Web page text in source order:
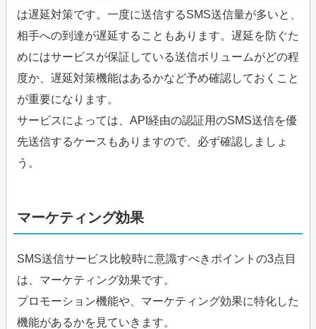
は遅延対策です。一度に送信するSMS送信量が多いと、
相手への到達が遅延することもあります。遅延を防ぐた
めにはサービスが保証している送信ボリュームがどの程
度か、遅延対策機能はあるかなど予め確認しておくこと
が重要になります。
サービスによっては、API経由の認証用のSMS送信を優
先送信するケースもありますので、必ず確認しましょ
う。
マーケティング効果
SMS送信サービス比較時に意識すべきポイントの3点目
は、マーケティング効果です。
プロモーション機能や、マーケティング効果に特化した
機能があるかを見ていきます。